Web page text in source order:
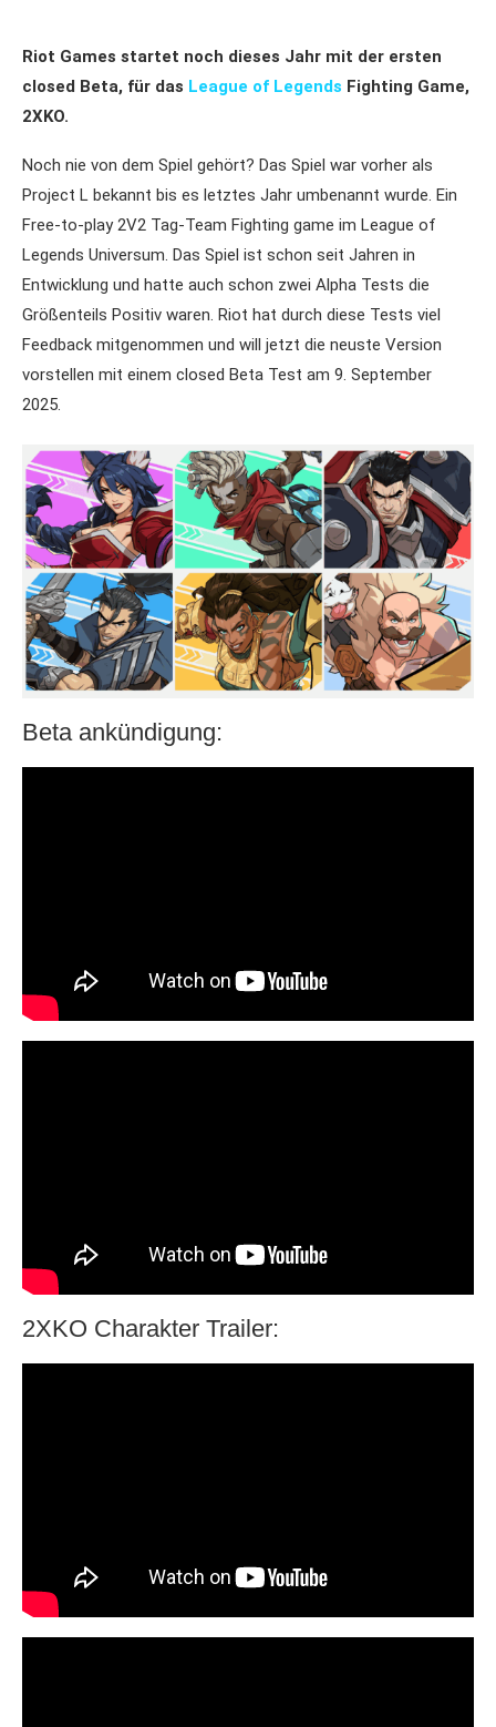
Riot Games startet noch dieses Jahr mit der ersten
closed Beta, für das League of Legends Fighting Game,
2XKO.
Noch nie von dem Spiel gehört? Das Spiel war vorher als
Project L bekannt bis es letztes Jahr umbenannt wurde. Ein
Free-to-play 2V2 Tag-Team Fighting game im League of
Legends Universum. Das Spiel ist schon seit Jahren in
Entwicklung und hatte auch schon zwei Alpha Tests die
Größenteils Positiv waren. Riot hat durch diese Tests viel
Feedback mitgenommen und will jetzt die neuste Version
vorstellen mit einem closed Beta Test am 9. September
2025.
Beta ankündigung:
2XKO Charakter Trailer: